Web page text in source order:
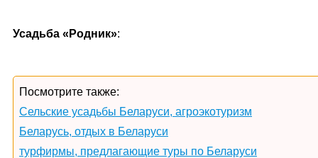
Усадьба «Родник»:
Посмотрите также:
Сельские усадьбы Беларуси, агроэкотуризм
Беларусь, отдых в Беларуси
турфирмы, предлагающие туры по Беларуси